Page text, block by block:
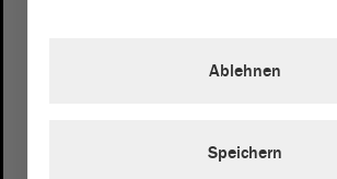
Ablehnen
Speichern